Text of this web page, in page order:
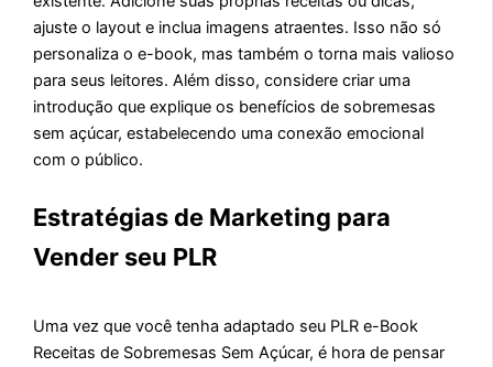
ajuste o layout e inclua imagens atraentes. Isso não só
personaliza o e-book, mas também o torna mais valioso
para seus leitores. Além disso, considere criar uma
introdução que explique os benefícios de sobremesas
sem açúcar, estabelecendo uma conexão emocional
com o público.
Estratégias de Marketing para
Vender seu PLR
Uma vez que você tenha adaptado seu PLR e-Book
Receitas de Sobremesas Sem Açúcar, é hora de pensar